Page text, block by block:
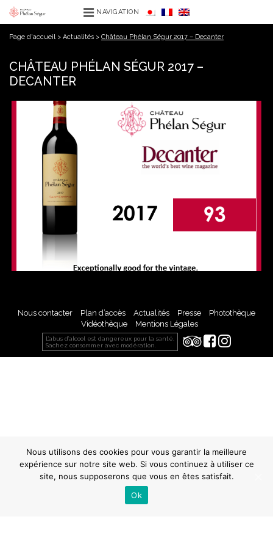
NAVIGATION
Page d'accueil> Actualités > Château Phélan Ségur 2017 – Decanter
CHÂTEAU PHÉLAN SÉGUR 2017 –
DECANTER
Nous contacter Plan d’accès Actualités Presse
Photothèque
Vidéothèque
Mentions Légales
L’abus d’alcool est dangereux pour la santé.
Sachez consommer avec modération.
Nous utilisons des cookies pour vous garantir la meilleure
expérience sur notre site web. Si vous continuez à utiliser ce
site, nous supposerons que vous en êtes satisfait.
Ok